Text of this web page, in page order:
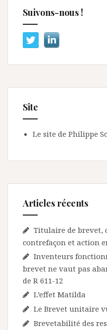
Suivons-nous !
Site
Le site de Philippe
Articles récents
Titulaire de brevet,
contrefaçon et action
Inventeurs
brevet ne vaut pas
de R 611-12
L’effet Matilda
Le Brevet unitaire
Brevetabilité des